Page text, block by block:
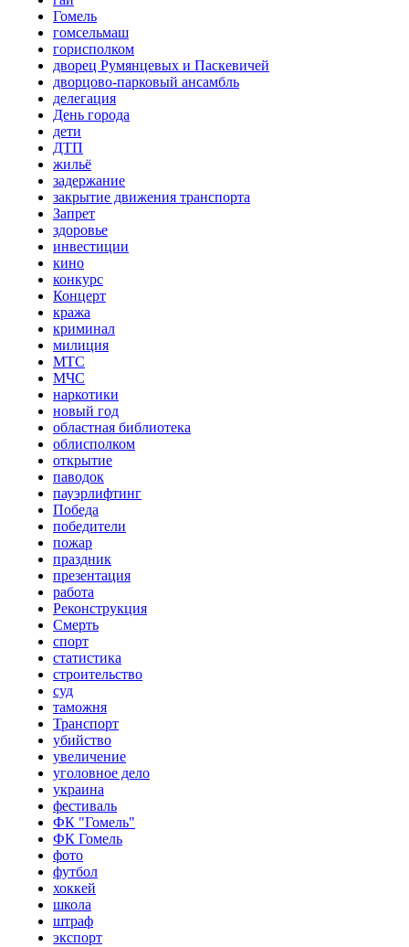
Гомель
гомсельмаш
горисполком
дворец Румянцевых и Паскевичей
дворцово-парковый ансамбль
делегация
День города
дети
ДТП
жильё
задержание
закрытие движения транспорта
Запрет
здоровье
инвестиции
кино
конкурс
Концерт
кража
криминал
милиция
МТС
МЧС
наркотики
новый год
областная библиотека
облисполком
открытие
паводок
пауэрлифтинг
Победа
победители
пожар
праздник
презентация
работа
Реконструкция
Смерть
спорт
статистика
строительство
суд
таможня
Транспорт
убийство
увеличение
уголовное дело
украина
фестиваль
ФК "Гомель"
ФК Гомель
фото
футбол
хоккей
школа
штраф
экспорт